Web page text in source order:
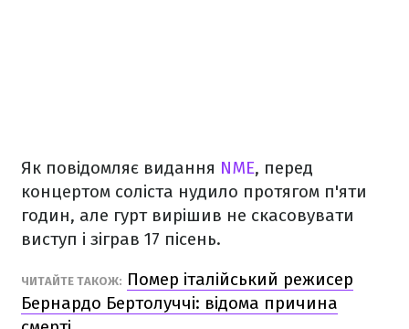
Як повідомляє видання NME, перед
концертом соліста нудило протягом п'яти
годин, але гурт вирішив не скасовувати
виступ і зіграв 17 пісень.
ЧИТАЙТЕ ТАКОЖ: Помер італійський режисер
Бернардо Бертолуччі: відома причина